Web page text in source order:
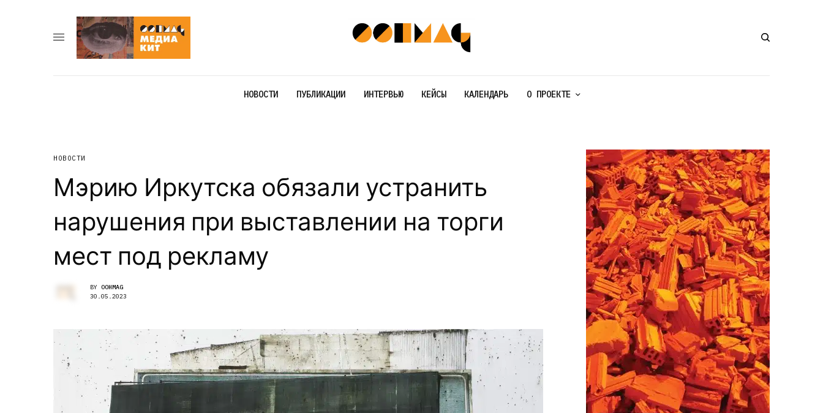
НОВОСТИ ПУБЛИКАЦИИ ИНТЕРВЬЮ КЕЙСЫ КАЛЕНДАРЬ О ПРОЕКТЕ
НОВОСТИ
Мэрию Иркутска обязали устранить
нарушения при выставлении на торги
мест под рекламу
BY OOHMAG
30.05.2023